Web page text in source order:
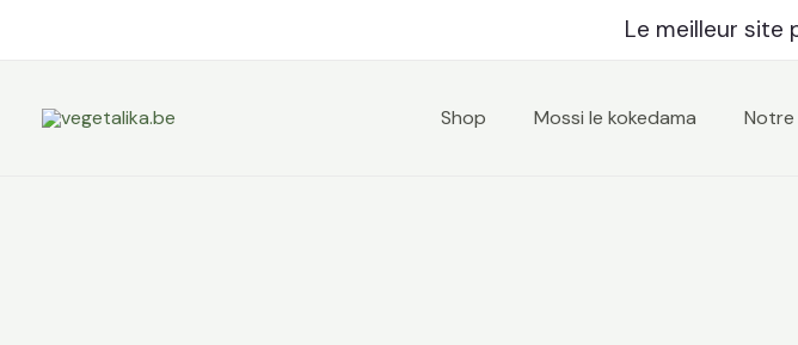
Le meilleur site
Shop Mossi le kokedama
était :
est :
Tillandsia